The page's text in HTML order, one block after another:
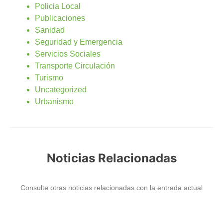
Policia Local
Publicaciones
Sanidad
Seguridad y Emergencia
Servicios Sociales
Transporte Circulación
Turismo
Uncategorized
Urbanismo
Noticias Relacionadas
Consulte otras noticias relacionadas con la entrada actual